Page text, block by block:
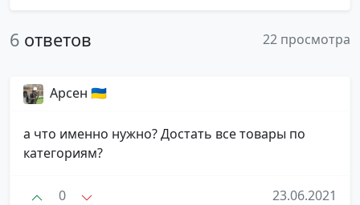
6 ответов 22 просмотра
Арсен 🇺🇦
а что именно нужно? Достать все товары по
категориям?
0 23.06.2021